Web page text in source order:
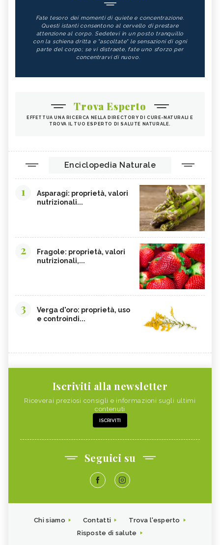
Fate tesoro dei momenti di quiete e concentrazione.
Questi istanti consentono al cervello di prestare
attenzione al corpo. Sedetevi in un posto tranquillo
con la schiena dritta e "ascoltate" le sensazioni di ogni
parte del corpo; se vi distraete, fate uno sforzo per
concentrarvi di nuovo.
Trova Esperto
EFFETTUA UNA RICERCA NELLA DIRECTORY DI CURE-NATURALI E
TROVA IL TUO ESPERTO DI SALUTE NATURALE.
Enciclopedia Naturale
1
Asparagi: proprietà, valori
nutrizionali...
2
Fragole: proprietà, valori
nutrizionali,...
3
Verga d'oro: proprietà, uso
e controindi...
Iscriviti alla newsletter
Riceverai preziosi consigli e informazioni sugli ultimi
contenuti
ISCRIVITI
Seguici su
Chi siamo Contatti
Trova l'esperto
Risposte di salute